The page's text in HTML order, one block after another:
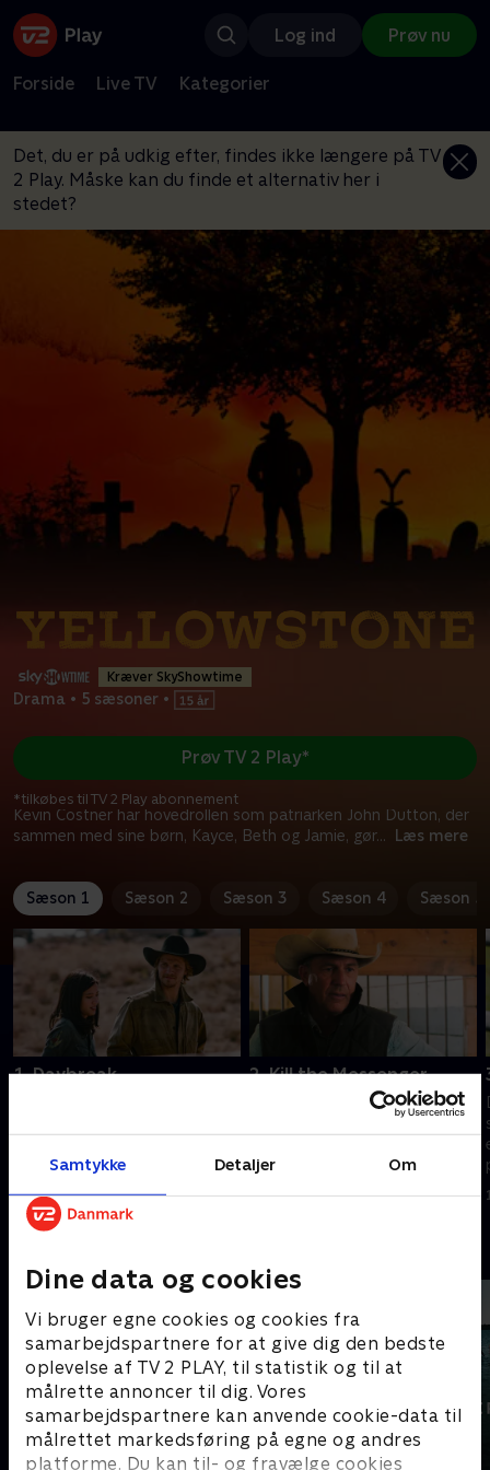
Samtykke Detaljer Om
Dine data og cookies
Vi bruger egne cookies og cookies fra
samarbejdspartnere for at give dig den bedste
oplevelse af TV 2 PLAY, til statistik og til at
målrette annoncer til dig. Vores
samarbejdspartnere kan anvende cookie-data til
målrettet markedsføring på egne og andres
platforme. Du kan til- og fravælge cookies
Log ind Prøv nu
Forside Live TV Kategorier
Det, du er på udkig efter, findes ikke længere på TV
2 Play. Måske kan du finde et alternativ her i
stedet?
Kræver SkyShowtime
Drama • 5 sæsoner •
Kevin Costner har hovedrollen som patriarken John Dutton, der
sammen med sine børn, Kayce, Beth og Jamie, gør... Læs mere
Prøv TV 2 Play*
*tilkøbes til TV 2 Play abonnement
Sæson 1 Sæson 2 Sæson 3 Sæson 4 Sæson 5
1. Daybreak
den største ranch i USA.
1. juli 2021 • 88 min
2. Kill the Messenger
Da støvet har lagt sig, skal
Duttons forholde sig til de
indhenter en tjeneste, og Jamie
1. juli 2021 • 45 min